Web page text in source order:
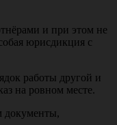
и при этом не
юрисдикция с
работы другой и
на ровном месте.
документы,